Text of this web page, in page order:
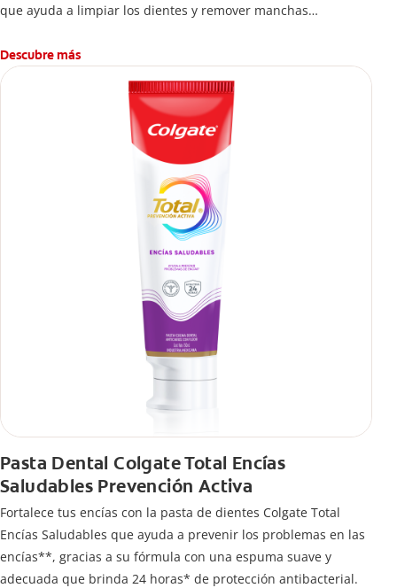
que ayuda a limpiar los dientes y remover manchas
¿Qué hace el carbón activado en una pasta dental y por qué
se usa para ayudar a remover manchas superficiales?
También encontrarás cómo incluirla en tu rutina, en casa o de
viaje, con tips de cepillado para una sonrisa sana.
Descubre más
Pasta Dental Colgate Total Encías
Saludables Prevención Activa
Fortalece tus encías con la pasta de dientes Colgate Total
Encías Saludables que ayuda a prevenir los problemas en las
encías**, gracias a su fórmula con una espuma suave y
adecuada que brinda 24 horas* de protección antibacterial.